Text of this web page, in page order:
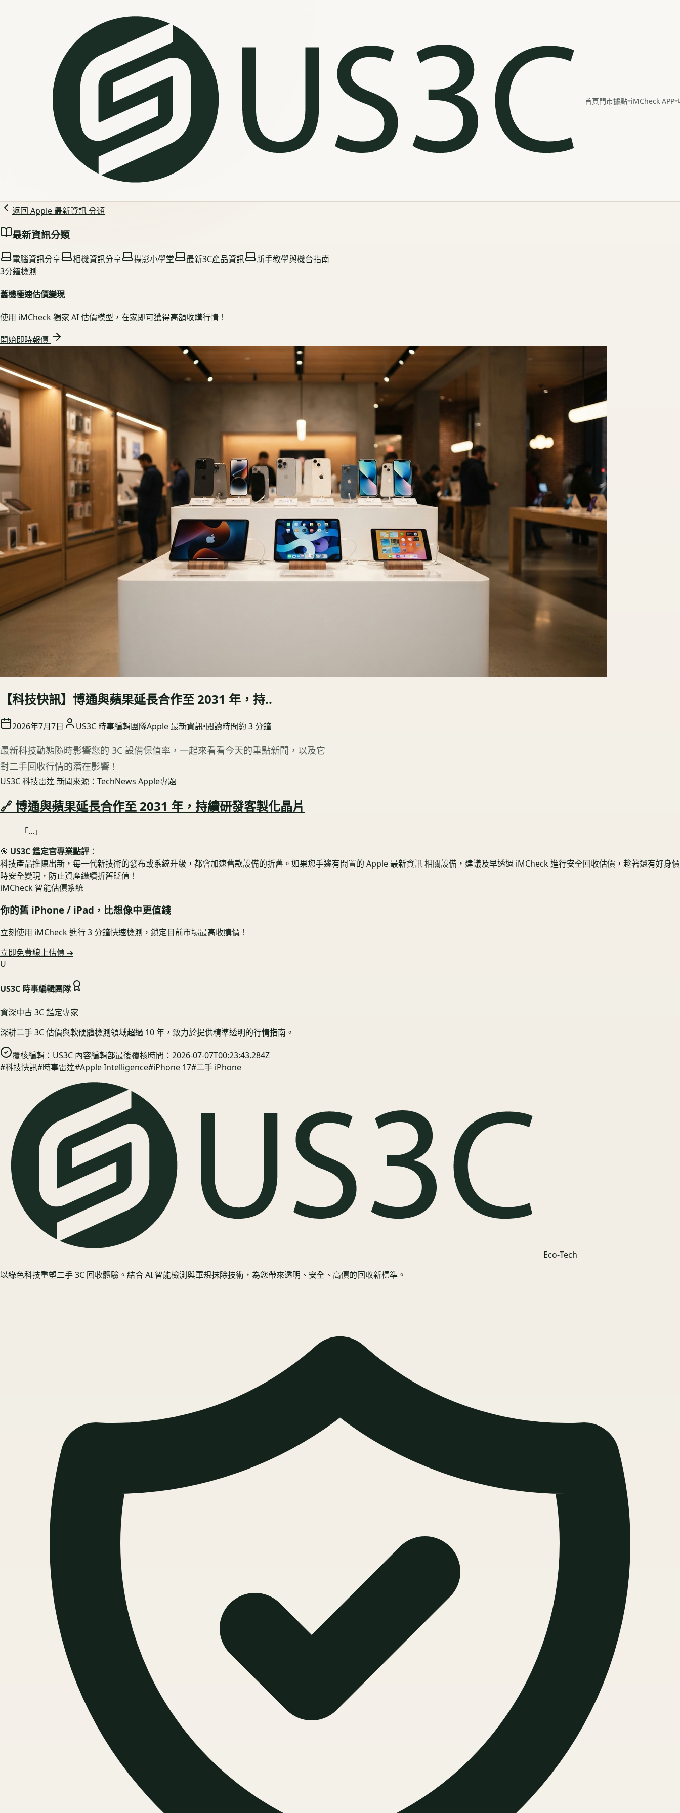
首頁門市據點 iMCheck APP
返回 Apple 最新資訊分類
最新資訊分類
電腦資訊分享 相機資訊分享 攝影小學堂 最新3C產品資訊
新手教學與機台指南
3分鐘檢測
舊機極速估價變現
使用 iMCheck 獨家 AI 估價模型，在家即可獲得高額收購行情！
開始即時報價
【科技快訊】博通與蘋果延長合作至 2031 年，持..
2026年7月7日 US3C 時事編輯團隊Apple 最新資訊•閱讀時間約 3分鐘
最新科技動態隨時影響您的 3C 設備保值率，一起來看看今天的重點新聞，以及它
對二手回收行情的潛在影響！
US3C 科技雷達 新聞來源：TechNews Apple專題
🔗 博通與蘋果延長合作至 2031 年，持續研發客製化晶片
「...」
🎯 US3C 鑑定官專業點評 ：
科技產品推陳出新，每一代新技術的發布或系統升級，都會加速舊款設備的折舊。如果您手邊有閒置的 Apple 最新資訊 相關設備，建議及早透過 iMCheck 進行安全回收估價，趁著還有好身價
時安全變現，防止資產繼續折舊貶值！
iMCheck 智能估價系統
你的舊 iPhone / iPad ，比想像中更值錢
立刻使用 iMCheck 進行 3 分鐘快速檢測，鎖定目前市場最高收購價！
立即免費線上估價 ➔
U
US3C 時事編輯團隊
資深中古 3C 鑑定專家
深耕二手 3C 估價與軟硬體檢測領域超過 10 年，致力於提供精準透明的行情指南。
覆核編輯： US3C 內容編輯部最後覆核時間： 2026-07-07T00:23:43.284Z
#科技快訊#時事雷達#Apple Intelligence#iPhone 17#二手 iPhone
Eco‑Tech
以綠色科技重塑二手 3C 回收體驗。結合 AI 智能檢測與軍規抹除技術，為您帶來透明、安全、高價的回收新標準。